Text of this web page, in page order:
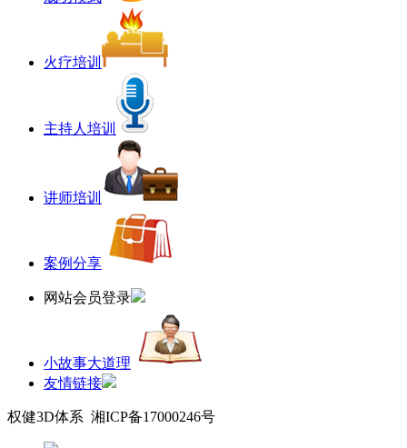
火疗培训
主持人培训
讲师培训
案例分享
网站会员登录
小故事大道理
友情链接
权健3D体系 湘ICP备17000246号